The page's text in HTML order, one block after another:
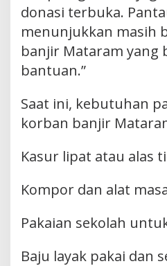
donasi terbuka.
menunjukkan masih
banjir Mataram yang
bantuan.”
Saat ini, kebutuhan
korban banjir
Kasur lipat atau alas
Kompor dan alat
Pakaian sekolah
Baju layak pakai dan